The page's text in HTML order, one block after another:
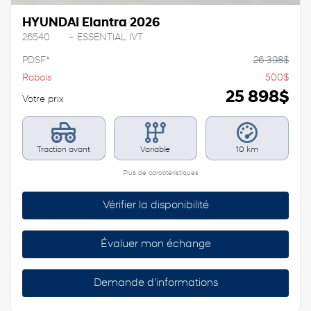
HYUNDAI Elantra 2026
26540 – ESSENTIAL IVT
PDSF* 26 398$
Rabais
500$
Votre prix 25 898$
Traction avant Variable 10 km
Plus de caractéristiques
Vérifier la disponibilité
Évaluer mon échange
Demande d'informations